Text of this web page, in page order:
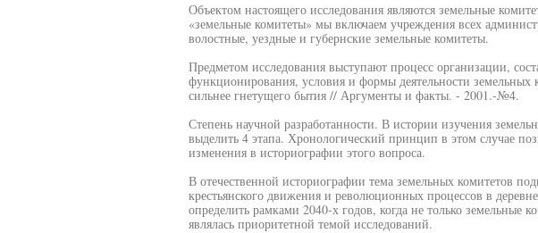
Объектом настоящего исследования являются земельные
«земельные комитеты» мы включаем учреждения всех
волостные, уездные и губернские земельные комитеты.
Предметом исследования выступают процесс организации,
функционирования, условия и формы деятельности
сильнее гнетущего бытия // Аргументы и факты. - 2001.-№4.
Степень научной разработанности. В истории изучения
выделить 4 этапа. Хронологический принцип в этом случае
изменения в историографии этого вопроса.
В отечественной историографии тема земельных комитетов
крестьянского движения и революционных процессов в
определить рамками 2040-х годов, когда не только земельные
являлась приоритетной темой исследований.